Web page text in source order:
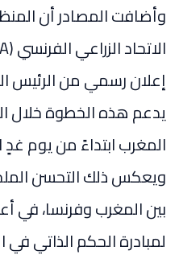
وأضافت المصادر أن
إعلان رسمي من الرئيس
يدعم هذه الخطوة خلال
المغرب ابتداءً من يوم غدٍ
ويعكس ذلك التحسن
بين المغرب وفرنسا، في
لمبادرة الحكم الذاتي في